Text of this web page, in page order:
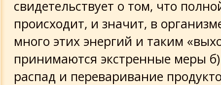
свидетельствует о том, что
происходит, и значит, в
много этих энергий и таким
принимаются экстренные меры
распад и переваривание